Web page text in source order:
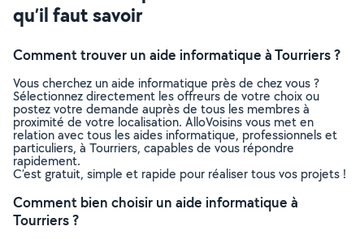
qu’il faut savoir
Comment trouver un aide informatique à Tourriers ?
Vous cherchez un aide informatique près de chez vous ?
Sélectionnez directement les offreurs de votre choix ou
postez votre demande auprès de tous les membres à
proximité de votre localisation. AlloVoisins vous met en
relation avec tous les aides informatique, professionnels et
particuliers, à Tourriers, capables de vous répondre
rapidement.
C’est gratuit, simple et rapide pour réaliser tous vos projets !
Comment bien choisir un aide informatique à
Tourriers ?